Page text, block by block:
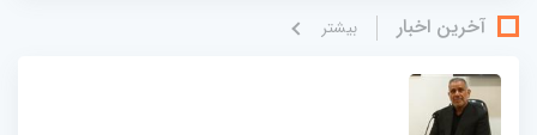
آخرین اخبار بيشتر